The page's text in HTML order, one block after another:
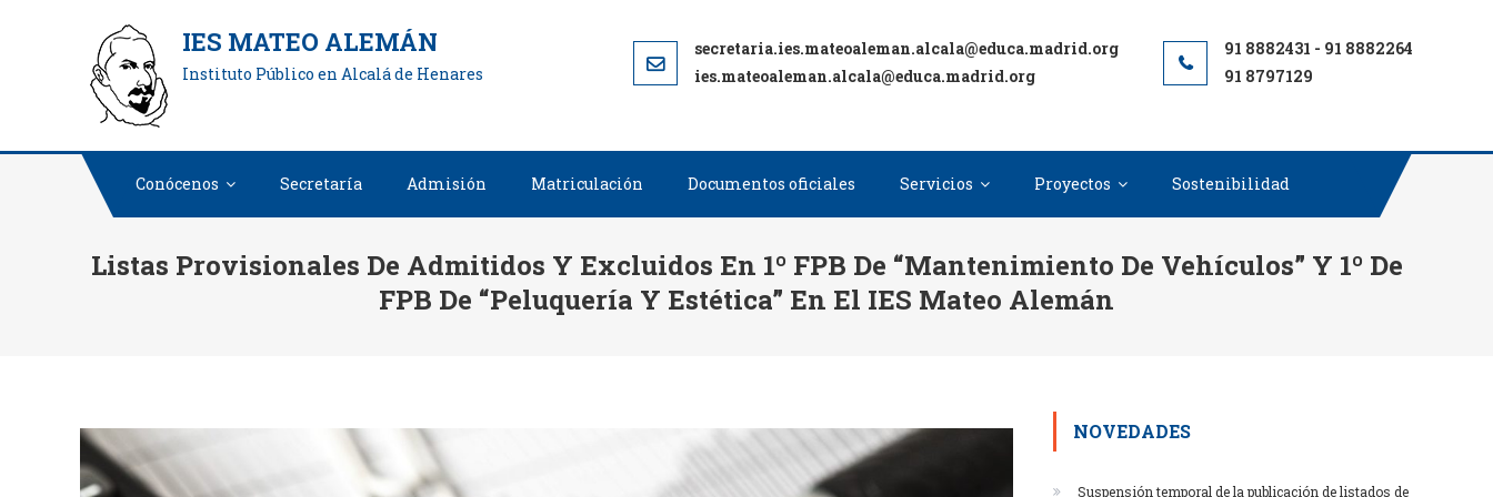
IES MATEO ALEMÁN
Instituto Público en Alcalá de Henares ies.mateoaleman.alcala@educa.madrid.org 91 8797129
Conócenos Secretaría Admisión Matriculación Documentos oficiales Servicios Proyectos Sostenibilidad
Listas Provisionales De Admitidos Y Excluidos En 1º FPB De “Mantenimiento De Vehículos” Y 1º De
FPB De “Peluquería Y Estética” En El IES Mateo Alemán
NOVEDADES
Suspensión temporal de la publicación de listados de